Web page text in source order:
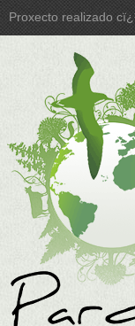
Proxecto realizado